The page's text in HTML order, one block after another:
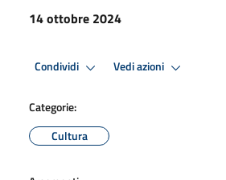
14 ottobre 2024
Condividi Vedi azioni
Categorie:
Cultura